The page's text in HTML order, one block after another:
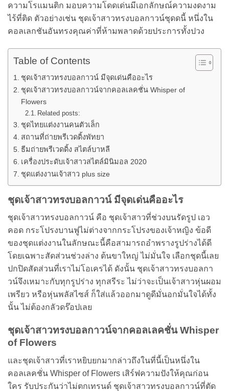
ความโรแมนติก มอบความโดดเด่นมีเอกลักษณ์ความงดงาม
ไร้ที่ติด ตัวอย่างเช่น ชุดเจ้าสาวทรงบอลกาวน์ชุดดนี้ หนึ่งใน
คอลเลกชันอันทรงคุณค่าที่ห้ามพลาดด้วยประการทั้งปวง
Table of Contents
ชุดเจ้าสาวทรงบอลกาวน์ มีจุดเด่นคืออะไร
ชุดเจ้าสาวทรงบอลกาวน์จากคอลเลคชั่น Whisper of
Flowers
Related posts:
ชุดไทยแต่งงานคนตัวเล็ก
สถานที่ถ่ายพรีเวดดิ้งพัทยา
ธีมถ่ายพรีเวดดิ้ง สไตล์บาหลี
เครื่องประดับเจ้าสาวสไตล์มินิมอล 2020
ชุดแต่งงานเจ้าสาว plus size
ชุดเจ้าสาวทรงบอลกาวน์ มีจุดเด่นคืออะไร
ชุดเจ้าสาวทรงบอลกาวน์ คือ ชุดเจ้าสาวที่ช่วงบนรัดรูป เอว
คอด กระโปรงบานฟูไม่ต่างจากกระโปรงของเจ้าหญิง ข้อดี
ของชุดแต่งงานในลักษณะนี้คือสามารถอำพรางรูปร่างได้ดี
โดยเฉพาะสัดส่วนช่วงล่าง ต้นขาใหญ่ ไม่มั่นใจ เลือกชุดนี้เลย
ปกปิดสัดส่วนที่เราไม่โอเครได้ ดังนั้น ชุดเจ้าสาวทรงบอลกา
วน์จึงเหมาะกับทุกรูปร่าง ทุกสรีระ ไม่ว่าจะเป็นเจ้าสาวหุ่นผอม
เพรียว หรือหุ่นพลัสไซส์ ก็ใส่แล้วออกมาดูดีมั่นอกมั่นใจได้ทั้ง
นั้น ไม่ต้องกลัวดร๊อปเลย
ชุดเจ้าสาวทรงบอลกาวน์จากคอลเลคชั่นWhisper
of Flowers
และชุดเจ้าสาวที่เราหยิบยกมากล่าวถึงในที่นี้เป็นหนึ่งใน
คอลเลคชั่น Whisper of Flowers เสิร์ฟความปังให้คุณก่อน
ใคร รับประกันว่าไม่ตกเทรนด์ ชุดเจ้าสาวทรงบอลกาวน์ที่ตัด